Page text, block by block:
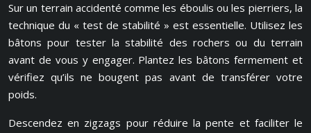
Sur un terrain accidenté comme les éboulis ou les pierriers, la
technique du « test de stabilité » est essentielle. Utilisez les
bâtons pour tester la stabilité des rochers ou du terrain
avant de vous y engager. Plantez les bâtons fermement et
vérifiez qu’ils ne bougent pas avant de transférer votre
poids.
Descendez en zigzags pour réduire la pente et faciliter le